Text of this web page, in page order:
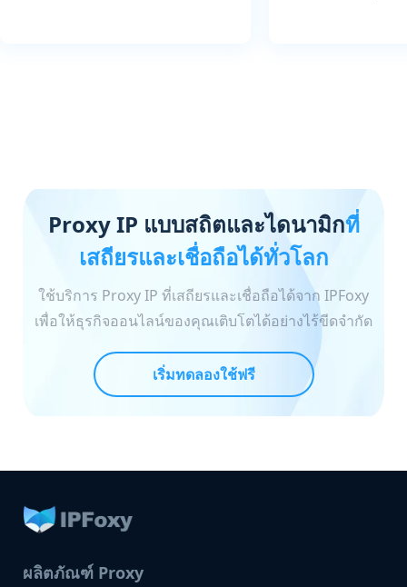
Proxy IP แบบสถิตและไดนามิกที่
เสถียรและเชื่อถือได้ทั่วโลก
ใช้บริการ Proxy IP ที่เสถียรและเชื่อถือได้จาก IPFoxy
เพื่อให้ธุรกิจออนไลน์ของคุณเติบโตได้อย่างไร้ขีดจำกัด
เริ่มทดลองใช้ฟรี
ผลิตภัณฑ์ Proxy